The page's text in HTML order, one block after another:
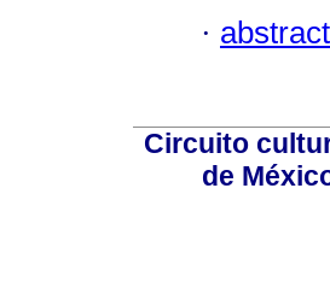
·
Circuito
de